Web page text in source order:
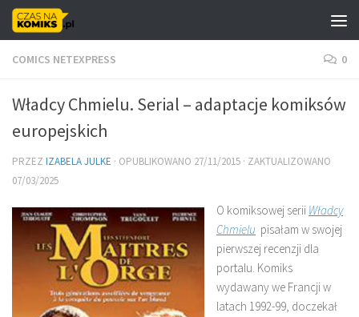
Skip to content
COMICS NETEXPRESS 0
Władcy Chmielu. Serial – adaptacje komiksów
europejskich
PRZEZ IZABELA JULKE · OPUBLIKOWANO 27/11/2015 · ZAKTUALIZOWANO
07/03/2025
O komiksowej serii Władcy
Chmielu pisałam w swojej
pierwszej recenzji dla
portalu. Komiks
wydawany we Francji w
latach 1992-99, doczekał